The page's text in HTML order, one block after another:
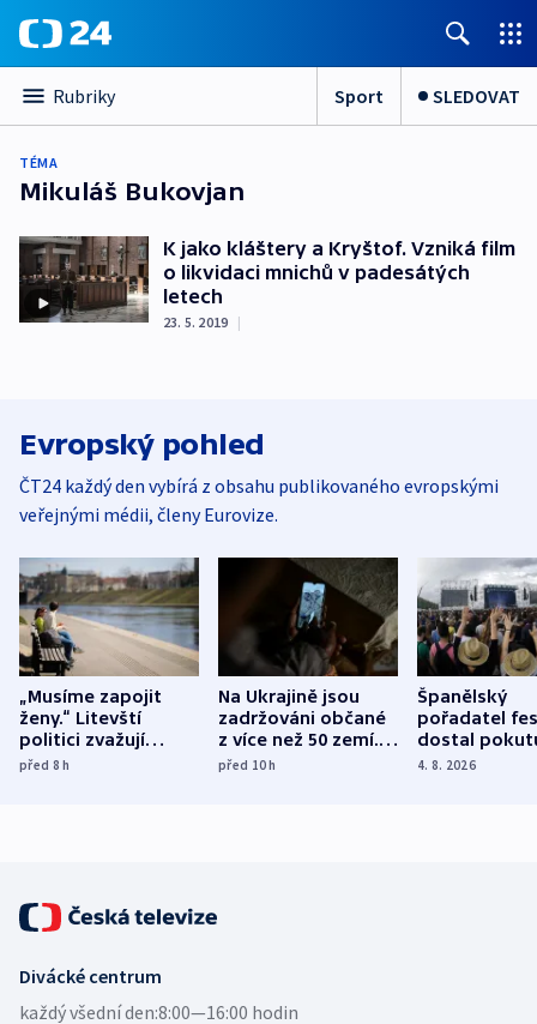
Rubriky Sport SLEDOVAT
TÉMA
Mikuláš Bukovjan
K jako kláštery a Kryštof. Vzniká film
o likvidaci mnichů v padesátých
letech
23. 5. 2019 |
Evropský pohled
ČT24 každý den vybírá z obsahu publikovaného evropskými
veřejnými médii, členy Eurovize.
„Musíme zapojit
ženy.“ Litevští
politici zvažují
dohodu o
před 8h
Na Ukrajině jsou
zadržováni občané
z více než 50 zemí.
Bojovali na straně
před 10h
Španělský
pořadatel
dostal
nekalé
4. 8. 2026
Divácké centrum
každý všední den:8:00—16:00 hodin